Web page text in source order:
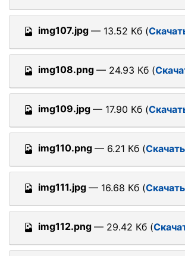
img107.jpg — 13.52 Кб (
img108.png — 24.93 Кб (
img109.jpg — 17.90 Кб (
img110.png — 6.21 Кб (
img111.jpg — 16.68 Кб (
img112.png — 29.42 Кб (